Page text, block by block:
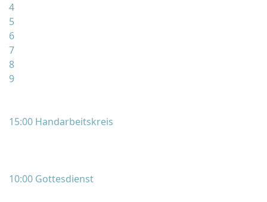
4
5
6
7
8
9
15:00 Handarbeitskreis
10:00 Gottesdienst